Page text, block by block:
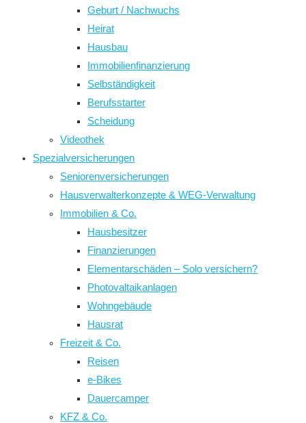
Geburt / Nachwuchs
Heirat
Hausbau
Immobilienfinanzierung
Selbständigkeit
Berufsstarter
Scheidung
Videothek
Spezialversicherungen
Seniorenversicherungen
Hausverwalterkonzepte & WEG-Verwaltung
Immobilien & Co.
Hausbesitzer
Finanzierungen
Elementarschäden – Solo versichern?
Photovaltaikanlagen
Wohngebäude
Hausrat
Freizeit & Co.
Reisen
e-Bikes
Dauercamper
KFZ & Co.